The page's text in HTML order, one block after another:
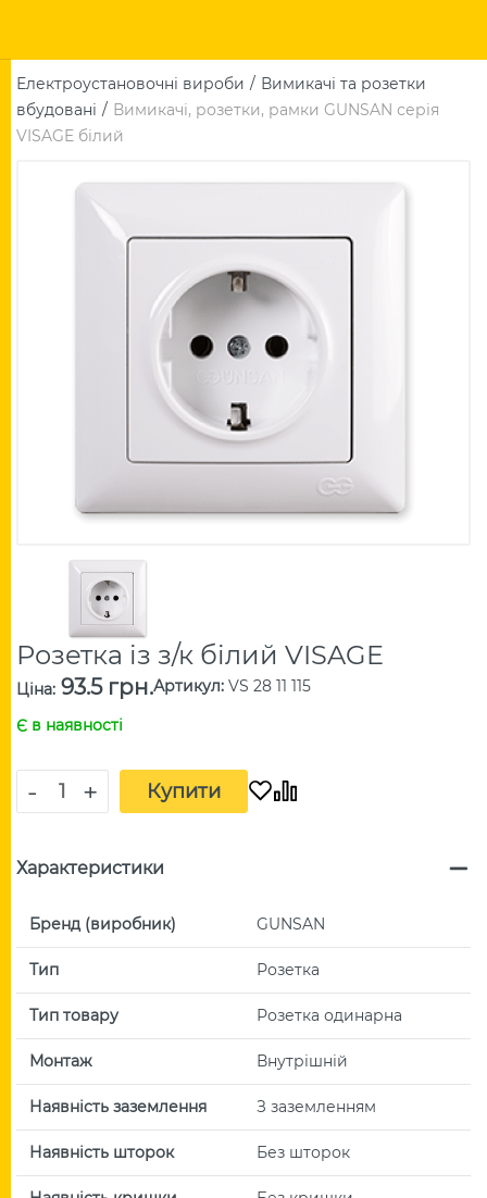
Електроустановочні вироби
Вимикачі та розетки
вбудовані
Вимикачі, розетки, рамки GUNSAN серія
VISAGE білий
Розетка із з/к білий VISAGE
Ціна: 93.5 грн.Артикул: VS 28 11 115
Є в наявності
- + Купити
Характеристики
Бренд (виробник) GUNSAN
Тип Розетка
Тип товару Розетка одинарна
Монтаж Внутрішній
Наявність заземлення З заземленням
Наявність шторок Без шторок